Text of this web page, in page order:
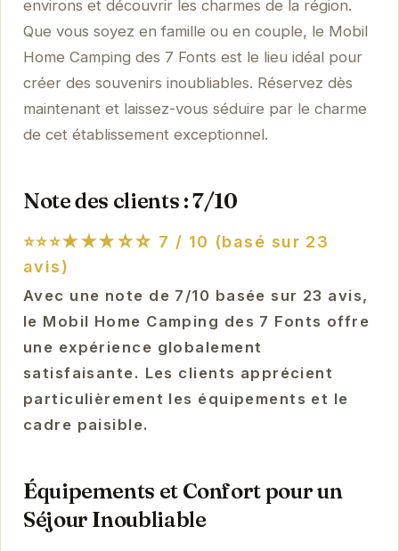
environs et découvrir les charmes de la région.
Que vous soyez en famille ou en couple, le Mobil
Home Camping des 7 Fonts est le lieu idéal pour
créer des souvenirs inoubliables. Réservez dès
maintenant et laissez-vous séduire par le charme
de cet établissement exceptionnel.
Note des clients : 7/10
⭐⭐⭐★★★☆☆ 7 / 10 (basé sur 23
avis)
Avec une note de 7/10 basée sur 23 avis,
le Mobil Home Camping des 7 Fonts offre
une expérience globalement
satisfaisante. Les clients apprécient
particulièrement les équipements et le
cadre paisible.
Équipements et Confort pour un
Séjour Inoubliable